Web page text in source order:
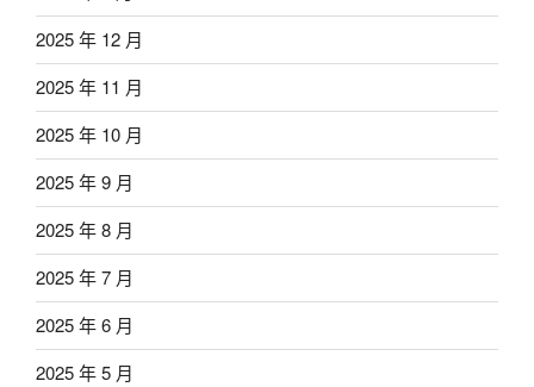
2025 年 12 月
2025 年 11 月
2025 年 10 月
2025 年 9 月
2025 年 8 月
2025 年 7 月
2025 年 6 月
2025 年 5 月